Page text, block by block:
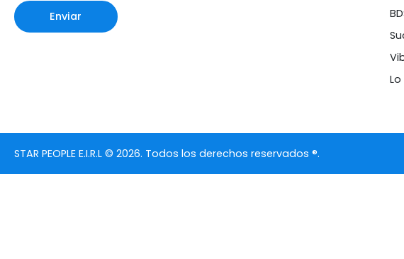
Enviar
STAR PEOPLE E.I.R.L © 2026. Todos los derechos reservados ®.